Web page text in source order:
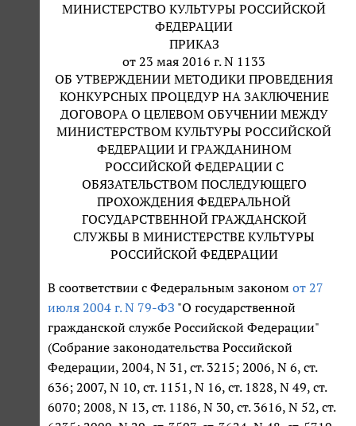
МИНИСТЕРСТВО КУЛЬТУРЫ РОССИЙСКОЙ
ФЕДЕРАЦИИ
ПРИКАЗ
от 23 мая 2016 г. N 1133
ОБ УТВЕРЖДЕНИИ МЕТОДИКИ ПРОВЕДЕНИЯ
КОНКУРСНЫХ ПРОЦЕДУР НА ЗАКЛЮЧЕНИЕ
ДОГОВОРА О ЦЕЛЕВОМ ОБУЧЕНИИ МЕЖДУ
МИНИСТЕРСТВОМ КУЛЬТУРЫ РОССИЙСКОЙ
ФЕДЕРАЦИИ И ГРАЖДАНИНОМ
РОССИЙСКОЙ ФЕДЕРАЦИИ С
ОБЯЗАТЕЛЬСТВОМ ПОСЛЕДУЮЩЕГО
ПРОХОЖДЕНИЯ ФЕДЕРАЛЬНОЙ
ГОСУДАРСТВЕННОЙ ГРАЖДАНСКОЙ
СЛУЖБЫ В МИНИСТЕРСТВЕ КУЛЬТУРЫ
РОССИЙСКОЙ ФЕДЕРАЦИИ
В соответствии с Федеральным законом от 27
июля 2004 г. N 79-ФЗ "О государственной
гражданской службе Российской Федерации"
(Собрание законодательства Российской
Федерации, 2004, N 31, ст. 3215; 2006, N 6, ст.
636; 2007, N 10, ст. 1151, N 16, ст. 1828, N 49, ст.
6070; 2008, N 13, ст. 1186, N 30, ст. 3616, N 52, ст.